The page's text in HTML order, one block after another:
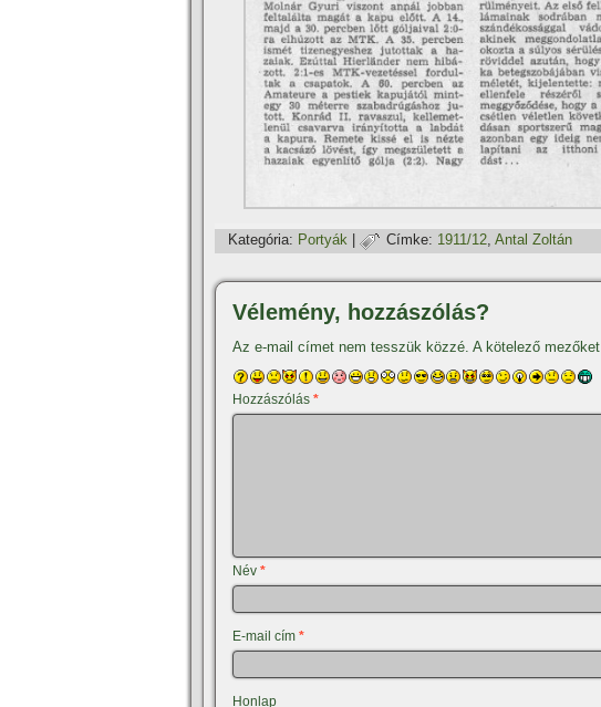
Kategória: Portyák Címke: 1911/12, Antal Zoltán
Vélemény, hozzászólás?
Az e-mail címet nem tesszük közzé. A kötelező mezőket
Hozzászólás *
Név *
E-mail cím *
Honlap